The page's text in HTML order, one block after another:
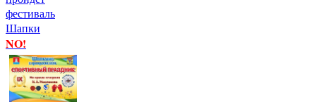
фестиваль
Шапки
NO!